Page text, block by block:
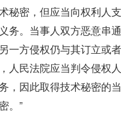
秘密，但应当向权利人
务。当事人双方恶意串
一方侵权仍与其订立或
人民法院应当判令侵权
，因此取得技术秘密的
。”